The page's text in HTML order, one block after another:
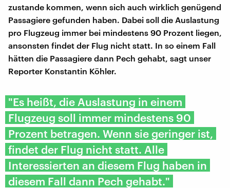
zustande kommen, wenn sich auch wirklich genügend
Passagiere gefunden haben. Dabei soll die Auslastung
pro Flugzeug immer bei mindestens 90 Prozent liegen,
ansonsten findet der Flug nicht statt. In so einem Fall
hätten die Passagiere dann Pech gehabt, sagt unser
Reporter Konstantin Köhler.
"Es heißt, die Auslastung in einem
Flugzeug soll immer mindestens 90
Prozent betragen. Wenn sie geringer ist,
findet der Flug nicht statt. Alle
Interessierten an diesem Flug haben in
diesem Fall dann Pech gehabt."